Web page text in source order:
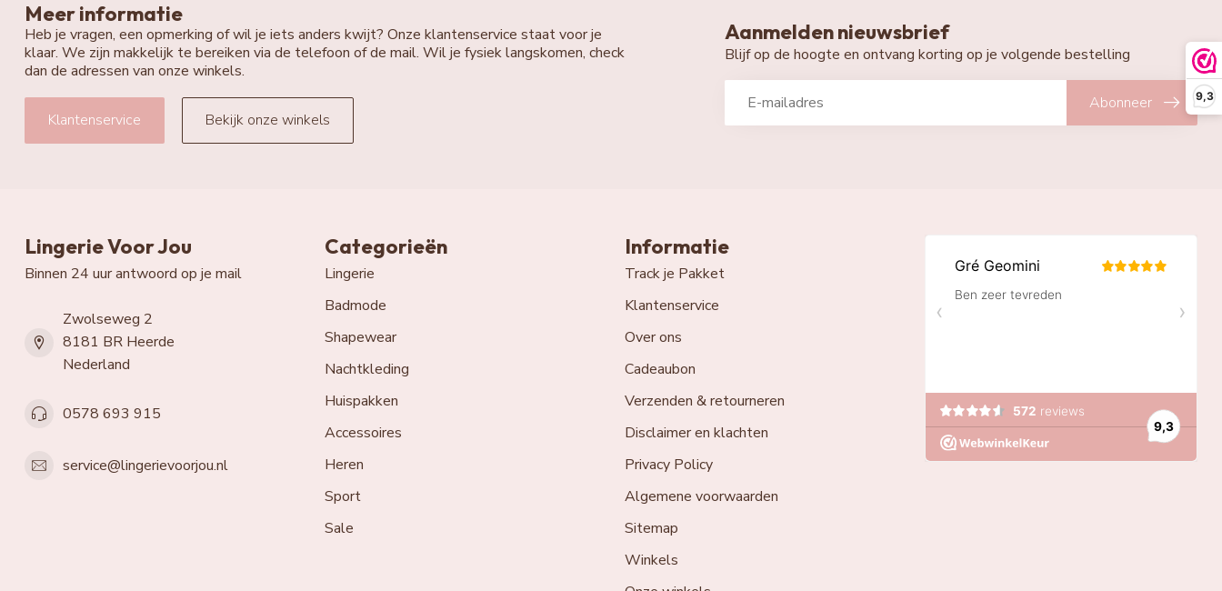
9,3
Meer informatie
Heb je vragen, een opmerking of wil je iets anders kwijt? Onze klantenservice staat voor je
klaar. We zijn makkelijk te bereiken via de telefoon of de mail. Wil je fysiek langskomen, check
dan de adressen van onze winkels.
Klantenservice Bekijk onze winkels
Aanmelden nieuwsbrief
Blijf op de hoogte en ontvang korting op je volgende bestelling
Abonneer
Lingerie Voor Jou
Binnen 24 uur antwoord op je mail
Zwolseweg 2
8181 BR Heerde
Nederland
0578 693 915
service@lingerievoorjou.nl
Categorieën
Lingerie
Badmode
Shapewear
Nachtkleding
Huispakken
Accessoires
Heren
Sport
Sale
Informatie
Track je Pakket
Klantenservice
Over ons
Cadeaubon
Verzenden & retourneren
Disclaimer en klachten
Privacy Policy
Algemene voorwaarden
Sitemap
Winkels